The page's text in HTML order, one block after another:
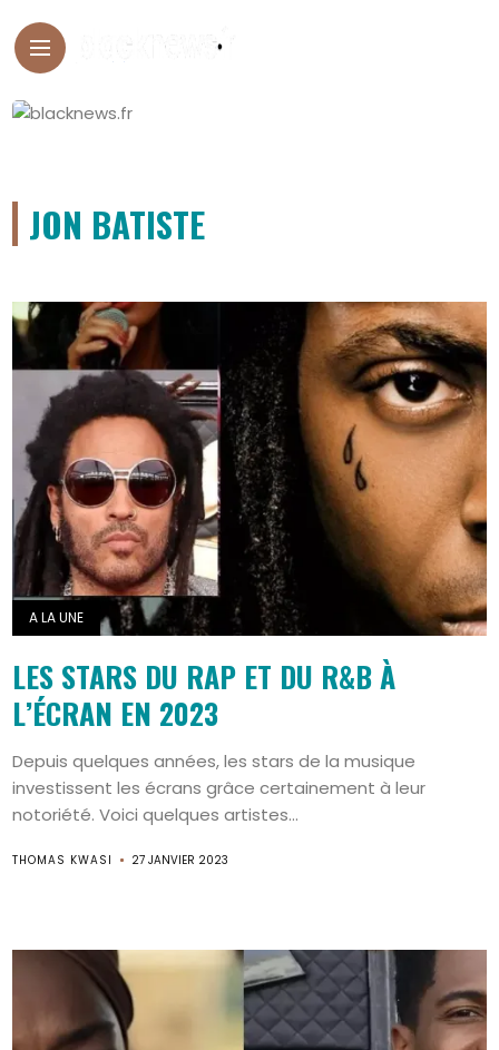
JON BATISTE
A LA UNE
LES STARS DU RAP ET DU R&B À
L’ÉCRAN EN 2023
Depuis quelques années, les stars de la musique
investissent les écrans grâce certainement à leur
notoriété. Voici quelques artistes...
THOMAS KWASI 27 JANVIER 2023